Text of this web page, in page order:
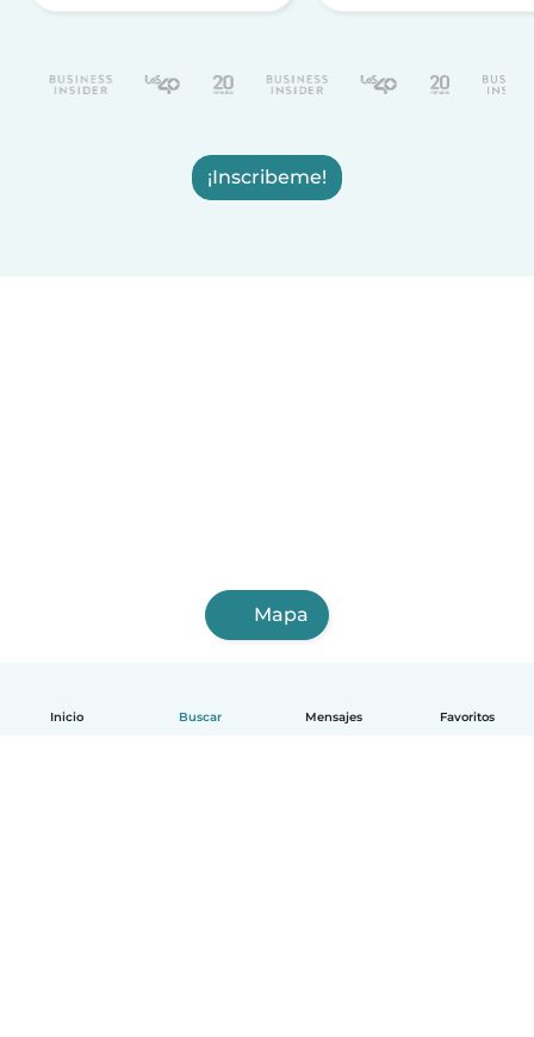
Inicio Buscar Mensajes Favoritos
¡Inscribeme!
Mapa